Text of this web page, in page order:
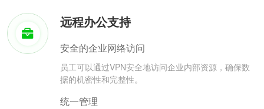
远程办公支持
安全的企业网络访问
员工可以通过VPN安全地访问企业内部资源，确保数
据的机密性和完整性。
统一管理